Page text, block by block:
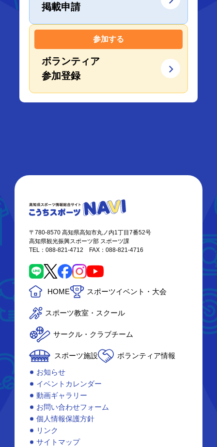
掲載申請
参加する
ボランティア
参加登録
〒780-8570 高知県高知市丸ノ内1丁目7番52号
高知県観光振興スポーツ部 スポーツ課
TEL：088-821-4712 FAX：088-821-4716
HOME スポーツイベント・大会
スポーツ教室・スクール
サークル・クラブチーム
スポーツ施設
ボランティア情報
お知らせ
イベントカレンダー
動画ギャラリー
お問い合わせフォーム
個人情報保護方針
リンク
サイトマップ